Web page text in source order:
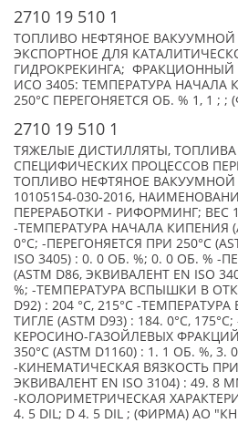
2710 19 510 1
ТОПЛИВО НЕФТЯНОЕ ВАКУУМНОЙ
ЭКСПОРТНОЕ ДЛЯ
ГИДРОКРЕКИНГА; ФРАКЦИОННЫЙ
ИСО 3405: ТЕМПЕРАТУРА НАЧАЛА
250°С ПЕРЕГОНЯЕТСЯ ОБ. % 1, 1 ; ;
2710 19 510 1
ТЯЖЕЛЫЕ ДИСТИЛЛЯТЫ,
СПЕЦИФИЧЕСКИХ ПРОЦЕССОВ
ТОПЛИВО НЕФТЯНОЕ ВАКУУМНОЙ
10105154-030-2016,
ПЕРЕРАБОТКИ - РИФОРМИНГ; ВЕС
-ТЕМПЕРАТУРА НАЧАЛА КИПЕНИЯ
0°С; -ПЕРЕГОНЯЕТСЯ ПРИ 250°С
ISO 3405) : 0. 0 ОБ. %; 0. 0 ОБ. % -
(ASTM D86, ЭКВИВАЛЕНТ EN ISO
%; -ТЕМПЕРАТУРА ВСПЫШКИ В
D92) : 204 °С, 215°С -
ТИГЛЕ (ASTM D93) : 184. 0°С,
КЕРОСИНО-ГАЗОЙЛЕВЫХ
350°С (ASTM D1160) : 1. 1 ОБ. %, 3.
-КИНЕМАТИЧЕСКАЯ ВЯЗКОСТЬ ПРИ
ЭКВИВАЛЕНТ EN ISO 3104) : 49. 8
-КОЛОРИМЕТРИЧЕСКАЯ
4. 5 DIL; D 4. 5 DIL ; (ФИРМА) АО